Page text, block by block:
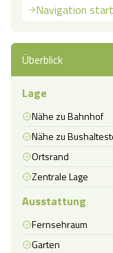
Navigation
Überblick
Lage
Nähe zu Bahnhof
Nähe zu
Ortsrand
Zentrale Lage
Ausstattung
Fernsehraum
Garten